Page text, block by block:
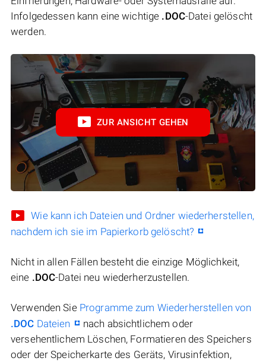
Infolgedessen kann eine wichtige .DOC-Datei gelöscht
werden.
ZUR ANSICHT GEHEN
Wie kann ich Dateien und Ordner wiederherstellen,
nachdem ich sie im Papierkorb gelöscht?
Nicht in allen Fällen besteht die einzige Möglichkeit,
eine .DOC-Datei neu wiederherzustellen.
Verwenden Sie Programme zum Wiederherstellen von
.DOC Dateien
nach absichtlichem oder
versehentlichem Löschen, Formatieren des Speichers
oder der Speicherkarte des Geräts, Virusinfektion,